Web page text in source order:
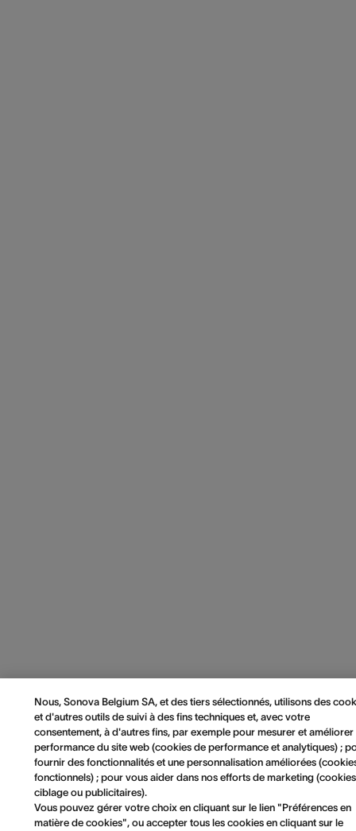
Nous, Sonova Belgium SA, et des tiers sélectionnés, utilisons des
et d'autres outils de suivi à des fins techniques et, avec votre
consentement, à d'autres fins, par exemple pour mesurer et améliorer
performance du site web (cookies de performance et analytiques) ;
fournir des fonctionnalités et une personnalisation améliorées
fonctionnels) ; pour vous aider dans nos efforts de marketing
ciblage ou publicitaires).
Vous pouvez gérer votre choix en cliquant sur le lien "Préférences en
matière de cookies", ou accepter tous les cookies en cliquant sur le